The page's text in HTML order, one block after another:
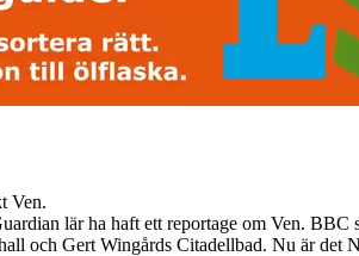
Ven.
lär ha haft ett reportage om Ven.
och Gert Wingårds Citadellbad. Nu är det